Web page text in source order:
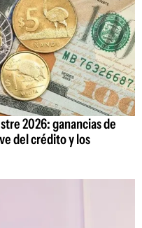
2026: ganancias de
del crédito y los